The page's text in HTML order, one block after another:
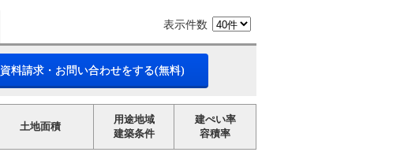
表示件数
資料請求・お問い合わせをする(無料)
土地面積
用途地域
建築条件
建ぺい率
容積率